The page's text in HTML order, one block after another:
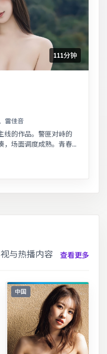
111分钟
雷佳音
线的作品。警匪对峙的
，场面调度成熟。青春
与热播内容 查看更多
中国